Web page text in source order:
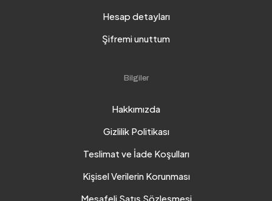
Hesap detayları
Şifremi unuttum
Bilgiler
Hakkımızda
Gizlilik Politikası
Teslimat ve İade Koşulları
Kişisel Verilerin Korunması
Mesafeli Satış Sözleşmesi